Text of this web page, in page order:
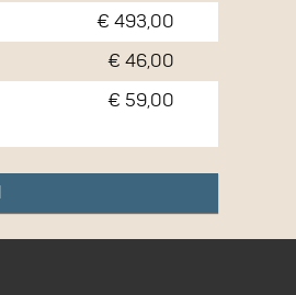
€ 493,00
€ 46,00
€ 59,00